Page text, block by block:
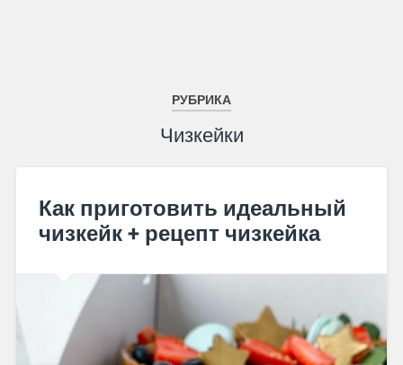
РУБРИКА
Чизкейки
Как приготовить идеальный
чизкейк + рецепт чизкейка